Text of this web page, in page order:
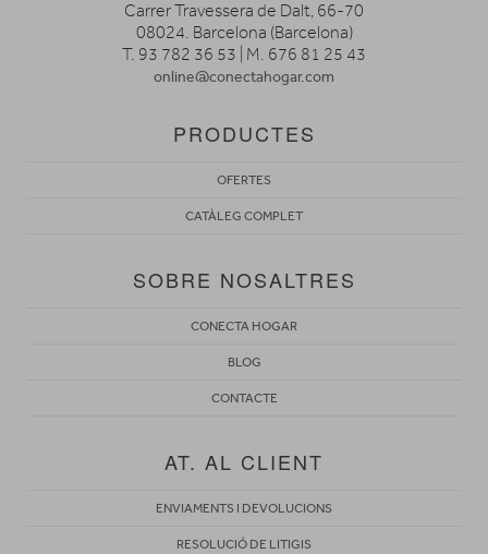
Carrer Travessera de Dalt, 66-70
08024. Barcelona (Barcelona)
T. 93 782 36 53 | M. 676 81 25 43
online@conectahogar.com
PRODUCTES
OFERTES
CATÀLEG COMPLET
SOBRE NOSALTRES
CONECTA HOGAR
BLOG
CONTACTE
AT. AL CLIENT
ENVIAMENTS I DEVOLUCIONS
RESOLUCIÓ DE LITIGIS